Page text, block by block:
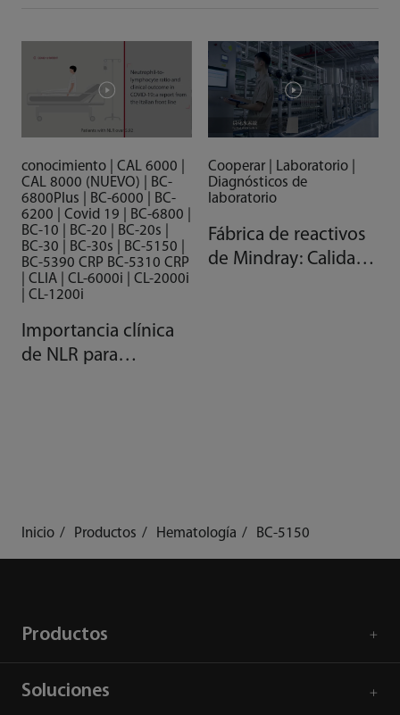
conocimiento | CAL 6000 |
CAL 8000 (NUEVO) | BC-
6800Plus | BC-6000 | BC-
6200 | Covid 19 | BC-6800 |
BC-10 | BC-20 | BC-20s |
BC-30 | BC-30s | BC-5150 |
BC-5390 CRP BC-5310 CRP
| CLIA | CL-6000i | CL-2000i
| CL-1200i
Importancia clínica
de NLR para
Cooperar | Laboratorio |
Diagnósticos de
laboratorio
Fábrica de reactivos
de Mindray: Calidad
Inicio Productos Hematología BC-5150
Productos
Soluciones